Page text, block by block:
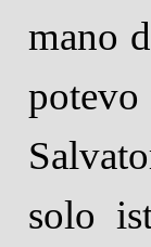
mano
solo